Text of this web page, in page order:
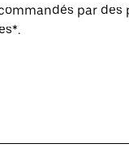
par des